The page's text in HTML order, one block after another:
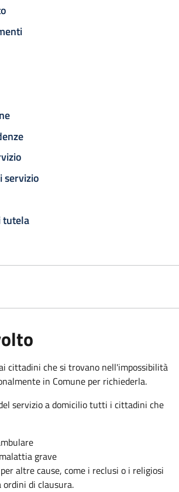
servizio
tutela
cittadini che si trovano nell'impossibilità
in Comune per richiederla.
servizio a domicilio tutti i cittadini che
grave
altre cause, come i reclusi o i religiosi
di clausura.